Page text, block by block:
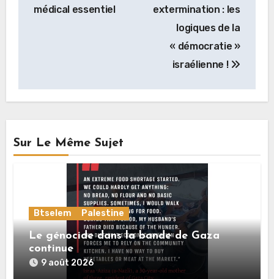
médical essentiel
extermination : les
logiques de la
« démocratie »
israélienne !
Sur Le Même Sujet
Btselem Palestine
Le génocide dans la bande de Gaza
continue
9 août 2026